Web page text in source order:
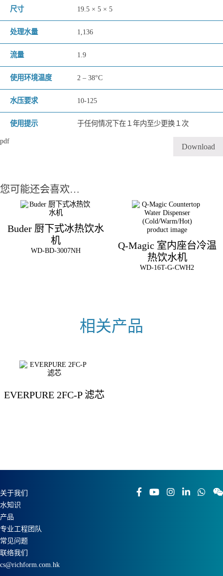
尺寸 19.5 × 5 × 5
处理水量 1,136
流量 1.9
使用环境温度 2 – 38°C
水压要求 10-125
使用提示 于任何情况下在１年内至少更换１次
pdf
Download
您可能还会喜欢…
Buder 厨下式冰热饮水
机
WD-BD-3007NH
Q-Magic 室内座台冷温
热饮水机
WD-16T-G-CWH2
EVERPURE 2FC-P 滤芯
关于我们
水知识
产品
专业工程团队
常见问题
联络我们
cs@richform.com.hk